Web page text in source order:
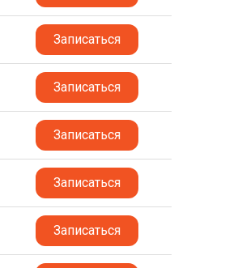
Записаться
Записаться
Записаться
Записаться
Записаться